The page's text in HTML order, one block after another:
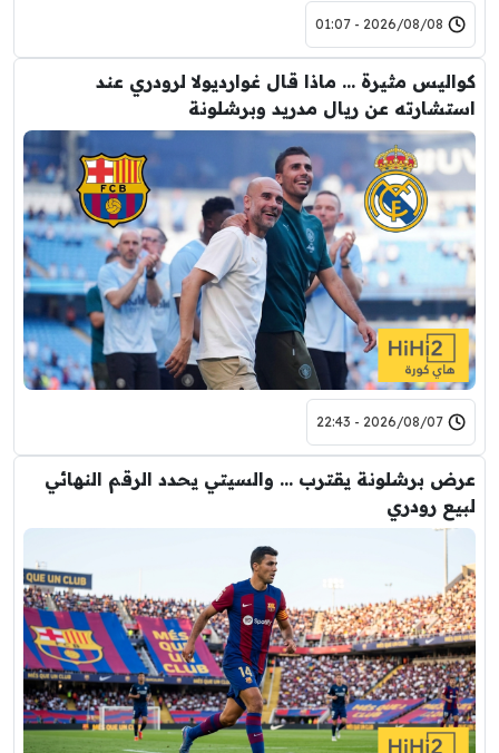
2026/08/08 - 01:07
كواليس مثيرة … ماذا قال غوارديولا لرودري عند
استشارته عن ريال مدريد وبرشلونة
2026/08/07 - 22:43
عرض برشلونة يقترب … والسيتي يحدد الرقم النهائي
لبيع رودري